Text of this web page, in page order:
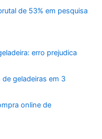
de 53% em pesquisa
erro prejudica
geladeiras em 3
online de